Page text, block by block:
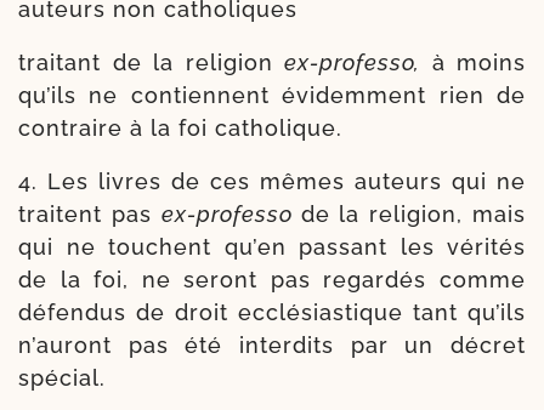
auteurs non catholiques
trai­tant de la reli­gion ex-​professo,
à moins
qu’ils ne contiennent évi­dem­ment rien de
contraire à la foi catholique.
4. Les livres de ces mêmes auteurs qui ne
traitent pas ex-​professo de la reli­gion, mais
qui ne touchent qu’en pas­sant les véri­tés
de la foi, ne seront pas regar­dés comme
défen­dus de droit ecclé­sias­tique tant qu’ils
n’auront pas été inter­dits par un décret
spécial.